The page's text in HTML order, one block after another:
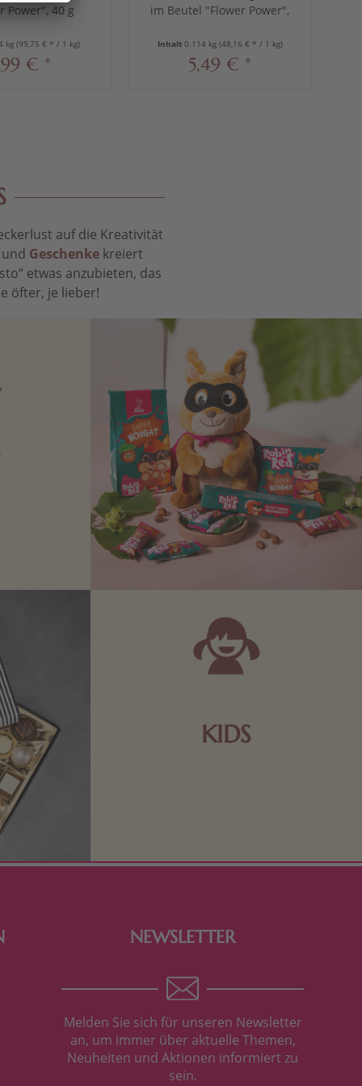
Power", 40 g
kg (99,75 € * / 1 kg)
€ *
im Beutel "Flower Power",
Inhalt 0.114 kg (48,16 € * / 1 kg)
5,49 € *
auf die Kreativität
Geschenkekreiert
etwas anzubieten, das
öfter, je lieber!
KIDS
NEWSLETTER
Melden Sie sich für unseren Newsletter
an, um immer über aktuelle Themen,
Neuheiten und Aktionen informiert zu
sein.